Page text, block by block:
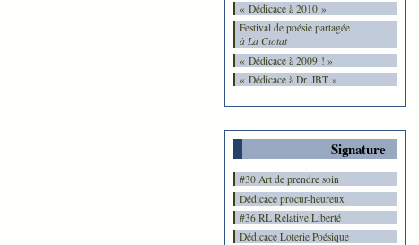
« Dédicace à 2010 »
Festival de poésie partagée
à La Ciotat
« Dédicace à 2009 ! »
« Dédicace à Dr. JBT »
Signature
#30 Art de prendre soin
Dédicace procur-heureux
#36 RL Relative Liberté
Dédicace Loterie Poésique